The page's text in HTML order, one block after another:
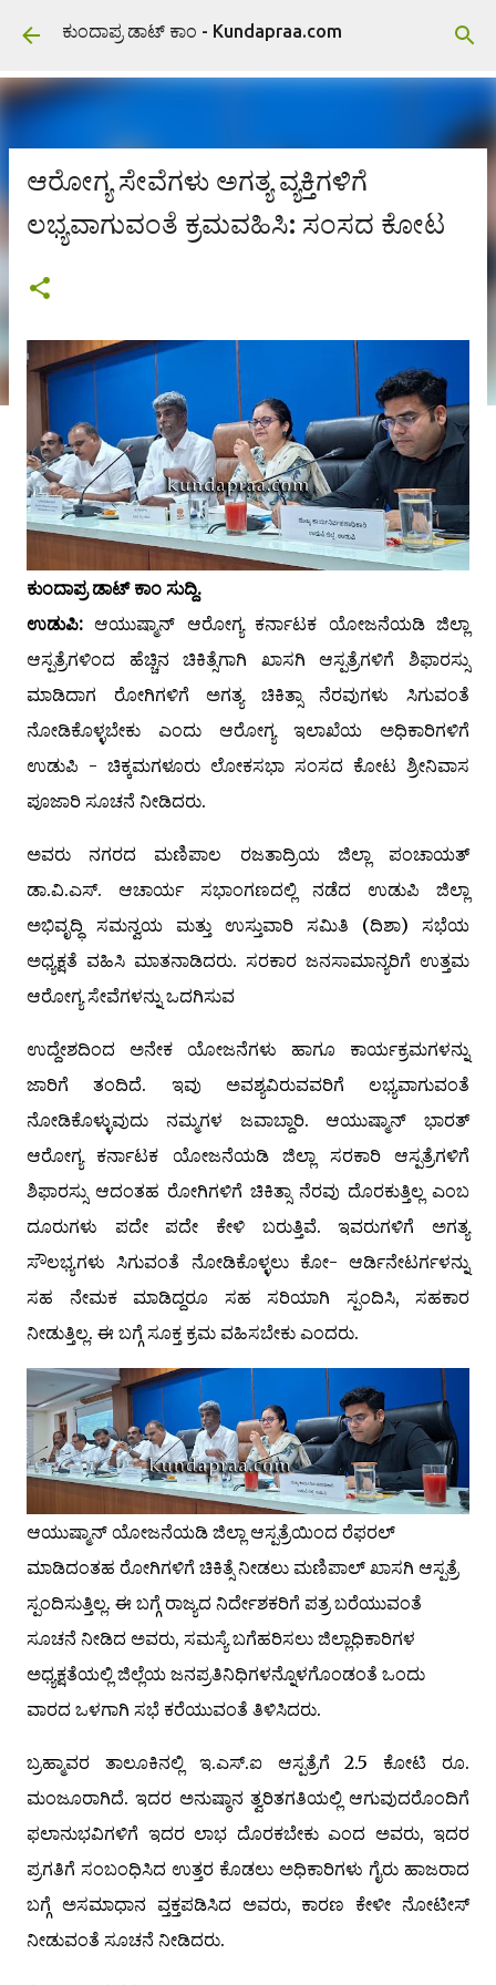
ವಿಷಯಕ್ಕೆ ಹೋಗಿ
ಕುಂದಾಪ್ರ ಡಾಟ್ ಕಾಂ - Kundapraa.com
ಆರೋಗ್ಯ ಸೇವೆಗಳು ಅಗತ್ಯ ವ್ಯಕ್ತಿಗಳಿಗೆ
ಲಭ್ಯವಾಗುವಂತೆ ಕ್ರಮವಹಿಸಿ: ಸಂಸದ ಕೋಟ
ಕುಂದಾಪ್ರ ಡಾಟ್‌ ಕಾಂ ಸುದ್ದಿ.
ಉಡುಪಿ: ಆಯುಷ್ಮಾನ್ ಆರೋಗ್ಯ ಕರ್ನಾಟಕ ಯೋಜನೆಯಡಿ ಜಿಲ್ಲಾ
ಆಸ್ಪತ್ರೆಗಳಿಂದ ಹೆಚ್ಚಿನ ಚಿಕಿತ್ಸೆಗಾಗಿ ಖಾಸಗಿ ಆಸ್ಪತ್ರೆಗಳಿಗೆ ಶಿಫಾರಸ್ಸು
ಮಾಡಿದಾಗ ರೋಗಿಗಳಿಗೆ ಅಗತ್ಯ ಚಿಕಿತ್ಸಾ ನೆರವುಗಳು ಸಿಗುವಂತೆ
ನೋಡಿಕೊಳ್ಳಬೇಕು ಎಂದು ಆರೋಗ್ಯ ಇಲಾಖೆಯ ಅಧಿಕಾರಿಗಳಿಗೆ
ಉಡುಪಿ - ಚಿಕ್ಕಮಗಳೂರು ಲೋಕಸಭಾ ಸಂಸದ ಕೋಟ ಶ್ರೀನಿವಾಸ
ಪೂಜಾರಿ ಸೂಚನೆ ನೀಡಿದರು.
ಅವರು ನಗರದ ಮಣಿಪಾಲ ರಜತಾದ್ರಿಯ ಜಿಲ್ಲಾ ಪಂಚಾಯತ್
ಡಾ.ವಿ.ಎಸ್. ಆಚಾರ್ಯ ಸಭಾಂಗಣದಲ್ಲಿ ನಡೆದ ಉಡುಪಿ ಜಿಲ್ಲಾ
ಅಭಿವೃದ್ಧಿ ಸಮನ್ವಯ ಮತ್ತು ಉಸ್ತುವಾರಿ ಸಮಿತಿ (ದಿಶಾ) ಸಭೆಯ
ಅಧ್ಯಕ್ಷತೆ ವಹಿಸಿ ಮಾತನಾಡಿದರು. ಸರಕಾರ ಜನಸಾಮಾನ್ಯರಿಗೆ ಉತ್ತಮ
ಆರೋಗ್ಯ ಸೇವೆಗಳನ್ನು ಒದಗಿಸುವ
ಉದ್ದೇಶದಿಂದ ಅನೇಕ ಯೋಜನೆಗಳು ಹಾಗೂ ಕಾರ್ಯಕ್ರಮಗಳನ್ನು
ಜಾರಿಗೆ ತಂದಿದೆ. ಇವು ಅವಶ್ಯವಿರುವವರಿಗೆ ಲಭ್ಯವಾಗುವಂತೆ
ನೋಡಿಕೊಳ್ಳುವುದು ನಮ್ಮಗಳ ಜವಾಬ್ದಾರಿ. ಆಯುಷ್ಮಾನ್ ಭಾರತ್
ಆರೋಗ್ಯ ಕರ್ನಾಟಕ ಯೋಜನೆಯಡಿ ಜಿಲ್ಲಾ ಸರಕಾರಿ ಆಸ್ಪತ್ರೆಗಳಿಗೆ
ಶಿಫಾರಸ್ಸು ಆದಂತಹ ರೋಗಿಗಳಿಗೆ ಚಿಕಿತ್ಸಾ ನೆರವು ದೊರಕುತ್ತಿಲ್ಲ ಎಂಬ
ದೂರುಗಳು ಪದೇ ಪದೇ ಕೇಳಿ ಬರುತ್ತಿವೆ. ಇವರುಗಳಿಗೆ ಅಗತ್ಯ
ಸೌಲಭ್ಯಗಳು ಸಿಗುವಂತೆ ನೋಡಿಕೊಳ್ಳಲು ಕೋ- ಆರ್ಡಿನೇಟರ್ಗಳನ್ನು
ಸಹ ನೇಮಕ ಮಾಡಿದ್ದರೂ ಸಹ ಸರಿಯಾಗಿ ಸ್ಪಂದಿಸಿ, ಸಹಕಾರ
ನೀಡುತ್ತಿಲ್ಲ. ಈ ಬಗ್ಗೆ ಸೂಕ್ತ ಕ್ರಮ ವಹಿಸಬೇಕು ಎಂದರು.
ಆಯುಷ್ಮಾನ್ ಯೋಜನೆಯಡಿ ಜಿಲ್ಲಾ ಆಸ್ಪತ್ರೆಯಿಂದ ರೆಫರಲ್
ಮಾಡಿದಂತಹ ರೋಗಿಗಳಿಗೆ ಚಿಕಿತ್ಸೆ ನೀಡಲು ಮಣಿಪಾಲ್ ಖಾಸಗಿ ಆಸ್ಪತ್ರೆ
ಸ್ಪಂದಿಸುತ್ತಿಲ್ಲ. ಈ ಬಗ್ಗೆ ರಾಜ್ಯದ ನಿರ್ದೇಶಕರಿಗೆ ಪತ್ರ ಬರೆಯುವಂತೆ
ಸೂಚನೆ ನೀಡಿದ ಅವರು, ಸಮಸ್ಯೆ ಬಗೆಹರಿಸಲು ಜಿಲ್ಲಾಧಿಕಾರಿಗಳ
ಅಧ್ಯಕ್ಷತೆಯಲ್ಲಿ ಜಿಲ್ಲೆಯ ಜನಪ್ರತಿನಿಧಿಗಳನ್ನೊಳಗೊಂಡಂತೆ ಒಂದು
ವಾರದ ಒಳಗಾಗಿ ಸಭೆ ಕರೆಯುವಂತೆ ತಿಳಿಸಿದರು.
ಬ್ರಹ್ಮಾವರ ತಾಲೂಕಿನಲ್ಲಿ ಇ.ಎಸ್.ಐ ಆಸ್ಪತ್ರೆಗೆ 2.5 ಕೋಟಿ ರೂ.
ಮಂಜೂರಾಗಿದೆ. ಇದರ ಅನುಷ್ಠಾನ ತ್ವರಿತಗತಿಯಲ್ಲಿ ಆಗುವುದರೊಂದಿಗೆ
ಫಲಾನುಭವಿಗಳಿಗೆ ಇದರ ಲಾಭ ದೊರಕಬೇಕು ಎಂದ ಅವರು, ಇದರ
ಪ್ರಗತಿಗೆ ಸಂಬಂಧಿಸಿದ ಉತ್ತರ ಕೊಡಲು ಅಧಿಕಾರಿಗಳು ಗೈರು ಹಾಜರಾದ
ಬಗ್ಗೆ ಅಸಮಾಧಾನ ವ್ತಕ್ತಪಡಿಸಿದ ಅವರು, ಕಾರಣ ಕೇಳೀ ನೋಟೀಸ್
ನೀಡುವಂತೆ ಸೂಚನೆ ನೀಡಿದರು.